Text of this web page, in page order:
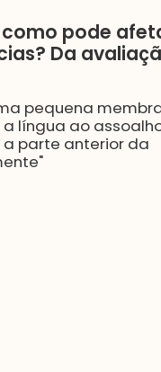
pode
Da
pequena
língua ao
parte anterior da